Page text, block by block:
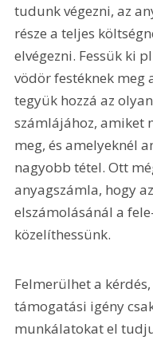
tudunk végezni, az
része a teljes
elvégezni. Fessük ki
vödör festéknek meg
tegyük hozzá az
számlájához, amiket
meg, és amelyeknél
nagyobb tétel. Ott
anyagszámla, hogy
elszámolásánál a
közelíthessünk.
Felmerülhet a
támogatási igény
munkálatokat el